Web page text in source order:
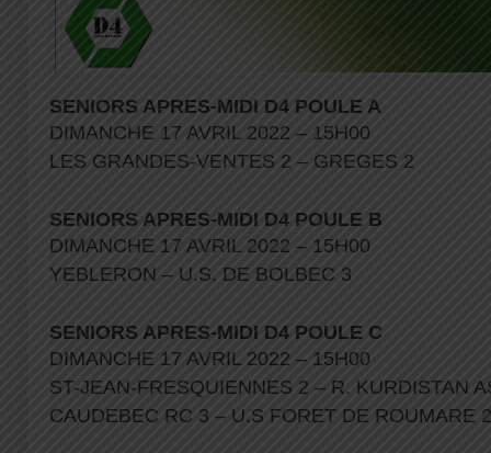
SENIORS APRES-MIDI D4 POULE A
DIMANCHE 17 AVRIL 2022 – 15H00
LES GRANDES-VENTES 2 – GREGES 2
SENIORS APRES-MIDI D4 POULE B
DIMANCHE 17 AVRIL 2022 – 15H00
YEBLERON – U.S. DE BOLBEC 3
SENIORS APRES-MIDI D4 POULE C
DIMANCHE 17 AVRIL 2022 – 15H00
ST-JEAN-FRESQUIENNES 2 – R. KURDISTAN
CAUDEBEC RC 3 – U.S FORET DE ROUMARE